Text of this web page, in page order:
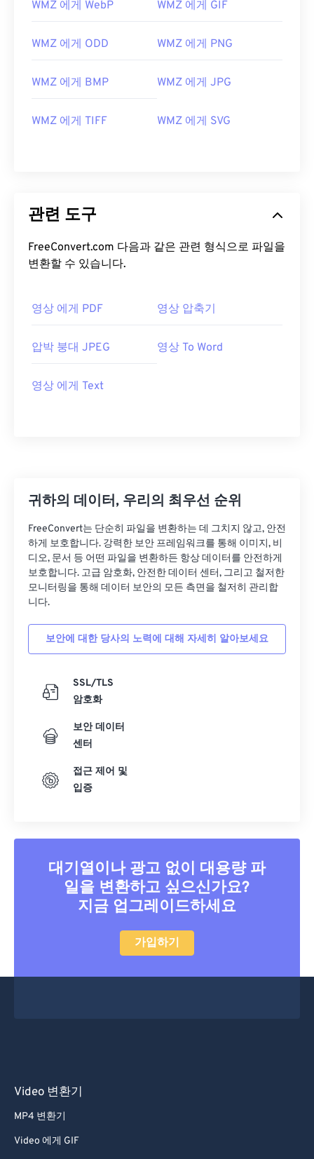
WMZ 에게 WebP WMZ 에게 GIF
WMZ 에게 ODD WMZ 에게 PNG
WMZ 에게 BMP WMZ 에게 JPG
WMZ 에게 TIFF WMZ 에게 SVG
관련 도구
FreeConvert.com 다음과 같은 관련 형식으로 파일을
변환할 수 있습니다.
영상 에게 PDF 영상 압축기
압박 붕대 JPEG 영상 To Word
영상 에게 Text
귀하의 데이터, 우리의 최우선 순위
FreeConvert는 단순히 파일을 변환하는 데 그치지 않고, 안전
하게 보호합니다. 강력한 보안 프레임워크를 통해 이미지, 비
디오, 문서 등 어떤 파일을 변환하든 항상 데이터를 안전하게
보호합니다. 고급 암호화, 안전한 데이터 센터, 그리고 철저한
모니터링을 통해 데이터 보안의 모든 측면을 철저히 관리합
니다.
보안에 대한 당사의 노력에 대해 자세히 알아보세요
SSL/TLS
암호화
보안 데이터
센터
접근 제어 및
입증
대기열이나 광고 없이 대용량 파
일을 변환하고 싶으신가요?
지금 업그레이드하세요
가입하기
Video 변환기
MP4 변환기
Video 에게 GIF